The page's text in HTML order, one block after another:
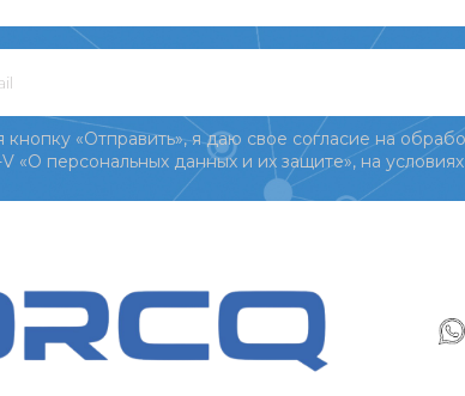
«Отправить», я даю свое согласие на
«О персональных данных и их защите», на